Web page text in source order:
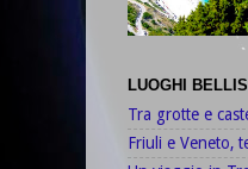
LUOGHI
Tra grotte e
Friuli e Veneto,